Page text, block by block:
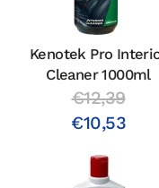
Kenotek Pro
Cleaner 1000ml
€12,39
€10,53